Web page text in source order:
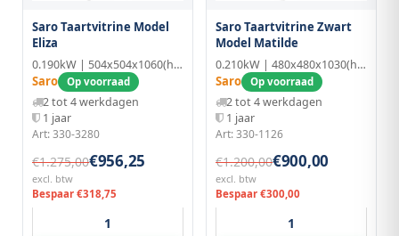
Saro Taartvitrine Model
Eliza
0.190kW | 504x504x1060(h)mm | Kunststof
Saro Op voorraad
2 tot 4 werkdagen
1 jaar
Art: 330-3280
€1.275,00€956,25
excl. btw
Bespaar €318,75
Saro Taartvitrine Zwart
Model Matilde
0.210kW | 480x480x1030(h)mm | Geëmailleerd
Saro Op voorraad
2 tot 4 werkdagen
1 jaar
Art: 330-1126
€1.200,00€900,00
excl. btw
Bespaar €300,00